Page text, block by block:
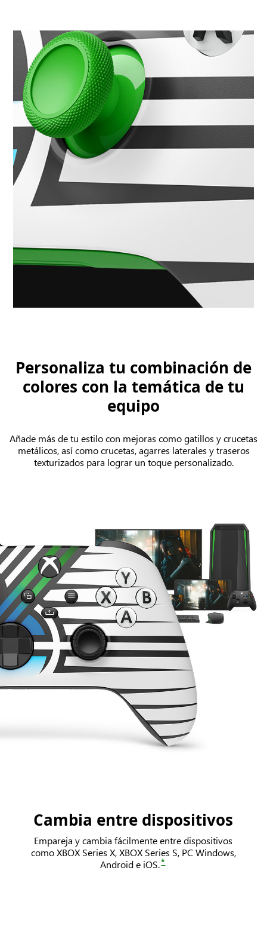
Personaliza tu combinación de
colores con la temática de tu
equipo
Añade más de tu estilo con mejoras como gatillos y crucetas
metálicos, así como crucetas, agarres laterales y traseros
texturizados para lograr un toque personalizado.
Cambia entre dispositivos
Empareja y cambia fácilmente entre dispositivos
como XBOX Series X, XBOX Series S, PC Windows,
Android e iOS.*